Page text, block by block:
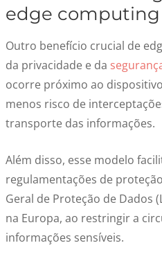
edge computing
Outro benefício crucial de
da privacidade e da
ocorre próximo ao
menos risco de
transporte das informações.
Além disso, esse modelo
regulamentações de
Geral de Proteção de Dados
na Europa, ao restringir a
informações sensíveis.